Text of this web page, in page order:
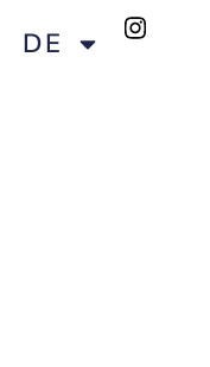
DE